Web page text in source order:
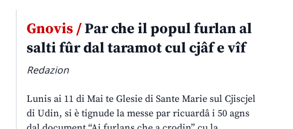
Gnovis /Par che il popul furlan al
salti fûr dal taramot cul cjâf e vîf
Redazion
Lunis ai 11 di Mai te Glesie di Sante Marie sul Cjiscjel
di Udin, si è tignude la messe par ricuardâ i 50 agns